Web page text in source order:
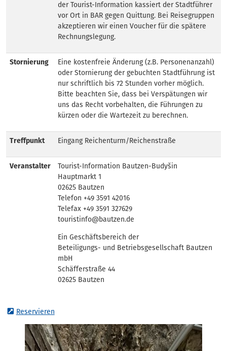
der Tourist-Information kassiert der Stadtführer
vor Ort in BAR gegen Quittung. Bei Reisegruppen
akzeptieren wir einen Voucher für die spätere
Rechnungslegung.
Stornierung
Eine kostenfreie Änderung (z.B. Personenanzahl)
oder Stornierung der gebuchten Stadtführung ist
nur schriftlich bis 72 Stunden vorher möglich.
Bitte beachten Sie, dass bei Verspätungen wir
uns das Recht vorbehalten, die Führungen zu
kürzen oder die Wartezeit zu berechnen.
Treffpunkt Eingang Reichenturm/Reichenstraße
Veranstalter
Tourist-Information Bautzen-Budyšin
Hauptmarkt 1
02625 Bautzen
Telefon +49 3591 42016
Telefax +49 3591 327629
touristinfo@bautzen.de
Ein Geschäftsbereich der
Beteiligungs- und Betriebsgesellschaft Bautzen
mbH
Schäfferstraße 44
02625 Bautzen
Reservieren